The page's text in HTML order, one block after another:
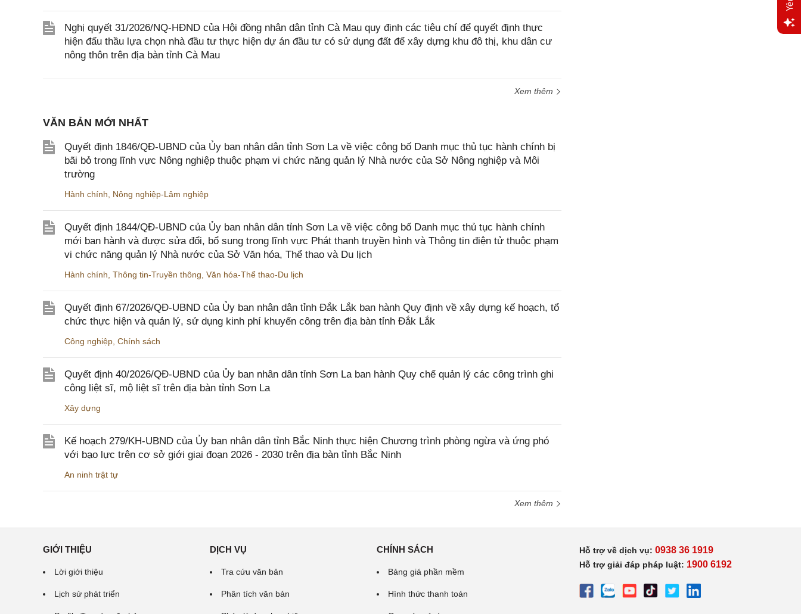
Nghị quyết 31/2026/NQ-HĐND của Hội đồng nhân dân tỉnh Cà Mau quy định các tiêu chí để quyết định thực
hiện đấu thầu lựa chọn nhà đầu tư thực hiện dự án đầu tư có sử dụng đất để xây dựng khu đô thị, khu dân cư
nông thôn trên địa bàn tỉnh Cà Mau
Xem thêm
VĂN BẢN MỚI NHẤT
Quyết định 1846/QĐ-UBND của Ủy ban nhân dân tỉnh Sơn La về việc công bố Danh mục thủ tục hành chính bị
bãi bỏ trong lĩnh vực Nông nghiệp thuộc phạm vi chức năng quản lý Nhà nước của Sở Nông nghiệp và Môi
trường
Hành chính Nông nghiệp-Lâm nghiệp
Quyết định 1844/QĐ-UBND của Ủy ban nhân dân tỉnh Sơn La về việc công bố Danh mục thủ tục hành chính
mới ban hành và được sửa đổi, bổ sung trong lĩnh vực Phát thanh truyền hình và Thông tin điện tử thuộc phạm
vi chức năng quản lý Nhà nước của Sở Văn hóa, Thể thao và Du lịch
Hành chính Thông tin-Truyền thông Văn hóa-Thể thao-Du lịch
Quyết định 67/2026/QĐ-UBND của Ủy ban nhân dân tỉnh Đắk Lắk ban hành Quy định về xây dựng kế hoạch, tổ
chức thực hiện và quản lý, sử dụng kinh phí khuyến công trên địa bàn tỉnh Đắk Lắk
Công nghiệp Chính sách
Quyết định 40/2026/QĐ-UBND của Ủy ban nhân dân tỉnh Sơn La ban hành Quy chế quản lý các công trình ghi
công liệt sĩ, mộ liệt sĩ trên địa bàn tỉnh Sơn La
Xây dựng
Kế hoạch 279/KH-UBND của Ủy ban nhân dân tỉnh Bắc Ninh thực hiện Chương trình phòng ngừa và ứng phó
với bạo lực trên cơ sở giới giai đoạn 2026 - 2030 trên địa bàn tỉnh Bắc Ninh
An ninh trật tự
Xem thêm
GIỚI THIỆU
Lời giới thiệu
Lịch sử phát triển
DỊCH VỤ
Tra cứu văn bản
Phân tích văn bản
CHÍNH SÁCH
Bảng giá phần mềm
Hình thức thanh toán
Hỗ trợ về dịch vụ: 0938 36 1919
Hỗ trợ giải đáp pháp luật: 1900 6192